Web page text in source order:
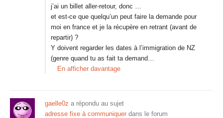
j’ai un billet aller-retour, donc …
et est-ce que quelqu’un peut faire la demande pour
moi en france et je la récupère en retrant (avant de
repartir) ?
Y doivent regarder les dates à l’immigration de NZ
(genre quand tu as fait ta demand…
En afficher davantage
gaelle0z a répondu au sujet
adresse fixe à communiquer dans le forum